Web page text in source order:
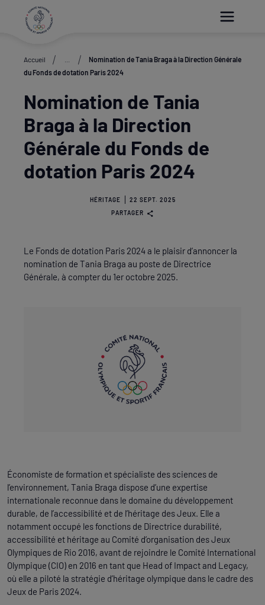
Accueil
Nomination de Tania Braga à la Direction Générale
du Fonds de dotation Paris 2024
Nomination de Tania
Braga à la Direction
Générale du Fonds de
dotation Paris 2024
HÉRITAGE
22 SEPT. 2025
PARTAGER
Le Fonds de dotation Paris 2024 a le plaisir d’annoncer la
nomination de Tania Braga au poste de Directrice
Générale, à compter du 1er octobre 2025.
Économiste de formation et spécialiste des sciences de
l’environnement, Tania Braga dispose d’une expertise
internationale reconnue dans le domaine du développement
durable, de l’accessibilité et de l’héritage des Jeux. Elle a
notamment occupé les fonctions de Directrice durabilité,
accessibilité et héritage au Comité d’organisation des Jeux
Olympiques de Rio 2016, avant de rejoindre le Comité International
Olympique (CIO) en 2016 en tant que Head of Impact and Legacy,
où elle a piloté la stratégie d’héritage olympique dans le cadre des
Jeux de Paris 2024.
Paramétrer les cookies